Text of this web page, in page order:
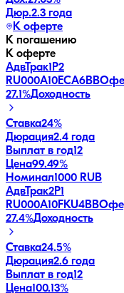
Дюр.2.3 года
К оферте
К погашению
К оферте
АдвТрак1Р2
RU000A10ECA6BB
27.1%Доходность
Ставка24%
Дюрация2.4 года
Выплат в год12
Цена99.49%
Номинал1000 RUB
АдвТрак2Р1
RU000A10FKU4BB
27.4%Доходность
Ставка24.5%
Дюрация2.6 года
Выплат в год12
Цена100.13%